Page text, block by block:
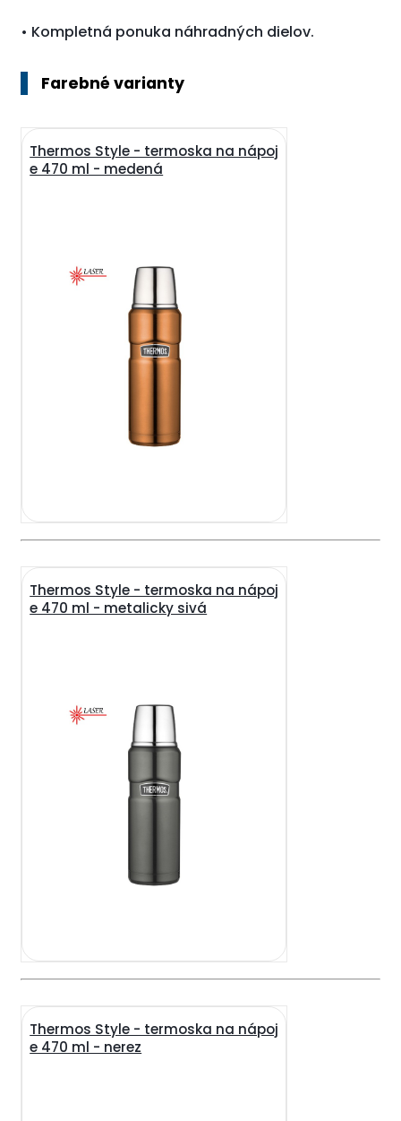
• Kompletná ponuka náhradných dielov.
Farebné varianty
Thermos Style - termoska na nápoj
e 470 ml - medená
Thermos Style - termoska na nápoj
e 470 ml - metalicky sivá
Thermos Style - termoska na nápoj
e 470 ml - nerez